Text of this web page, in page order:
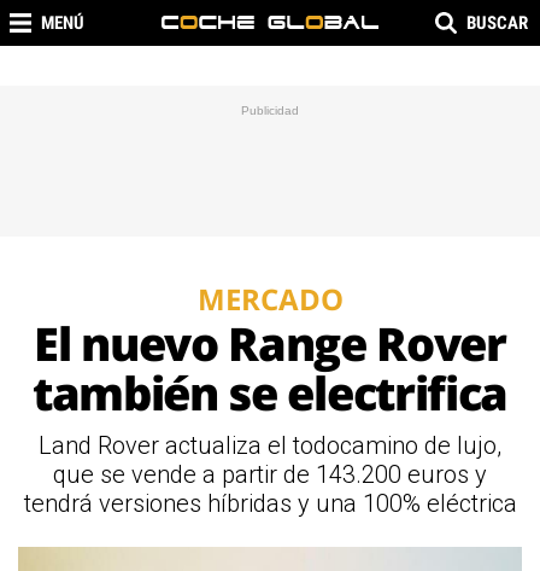
MENÚ BUSCAR
MERCADO
El nuevo Range Rover
también se electrifica
Land Rover actualiza el todocamino de lujo,
que se vende a partir de 143.200 euros y
tendrá versiones híbridas y una 100% eléctrica